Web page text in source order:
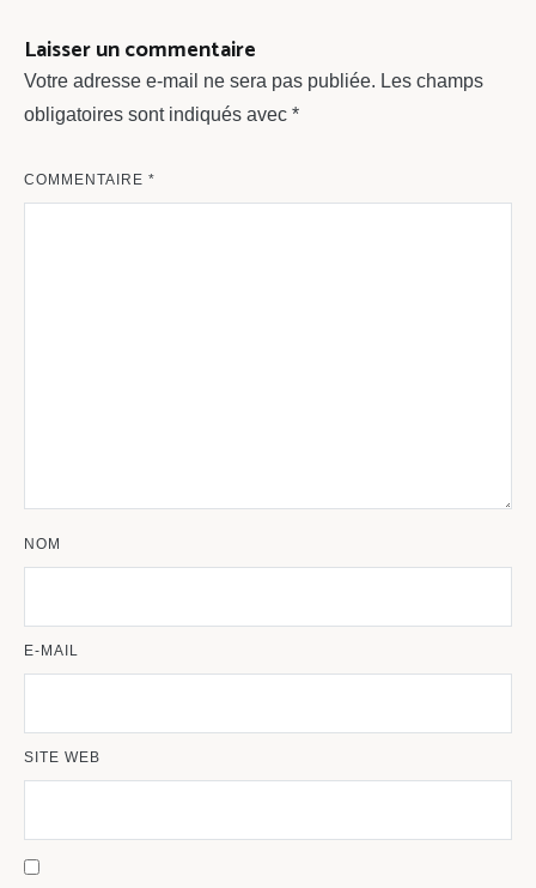
Laisser un commentaire
Votre adresse e-mail ne sera pas publiée. Les champs
obligatoires sont indiqués avec *
COMMENTAIRE *
NOM
E-MAIL
SITE WEB